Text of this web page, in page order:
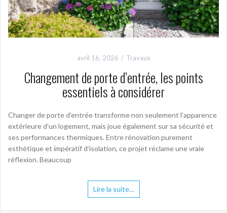
avril 16, 2026 Travaux
Changement de porte d’entrée, les points
essentiels à considérer
Changer de porte d’entrée transforme non seulement l’apparence
extérieure d’un logement, mais joue également sur sa sécurité et
ses performances thermiques. Entre rénovation purement
esthétique et impératif d’isolation, ce projet réclame une vraie
réflexion. Beaucoup
Lire la suite…